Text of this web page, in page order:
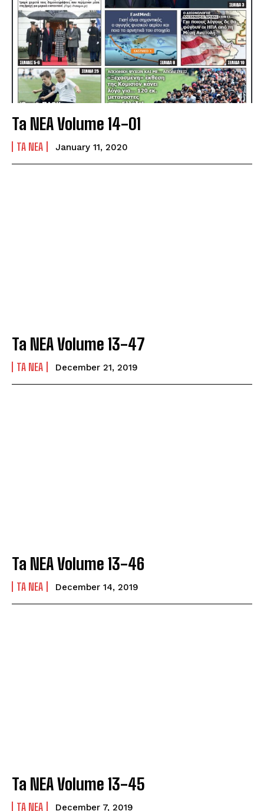
Ta NEA Volume 14-01
TA NEA January 11, 2020
Ta NEA Volume 13-47
TA NEA December 21, 2019
Ta NEA Volume 13-46
TA NEA December 14, 2019
Ta NEA Volume 13-45
TA NEA December 7, 2019